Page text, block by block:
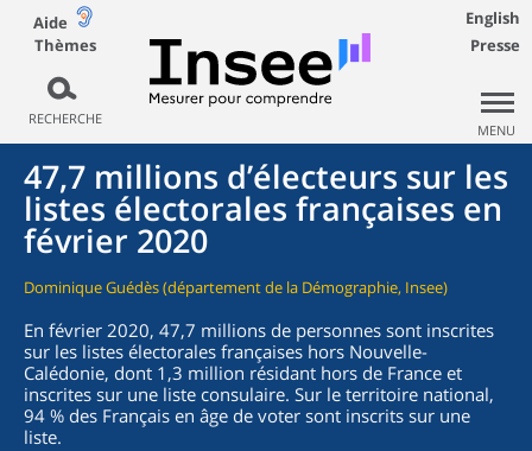
Aide
Thèmes
RECHERCHE
English
Presse
MENU
47,7 millions d’électeurs sur les
listes électorales françaises en
février 2020
Dominique Guédès (département de la Démographie, Insee)
En février 2020, 47,7 millions de personnes sont inscrites
sur les listes électorales françaises hors Nouvelle-
Calédonie, dont 1,3 million résidant hors de France et
inscrites sur une liste consulaire. Sur le territoire national,
94 % des Français en âge de voter sont inscrits sur une
liste.